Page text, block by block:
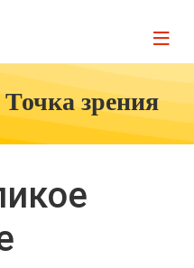
Page
Точка зрения